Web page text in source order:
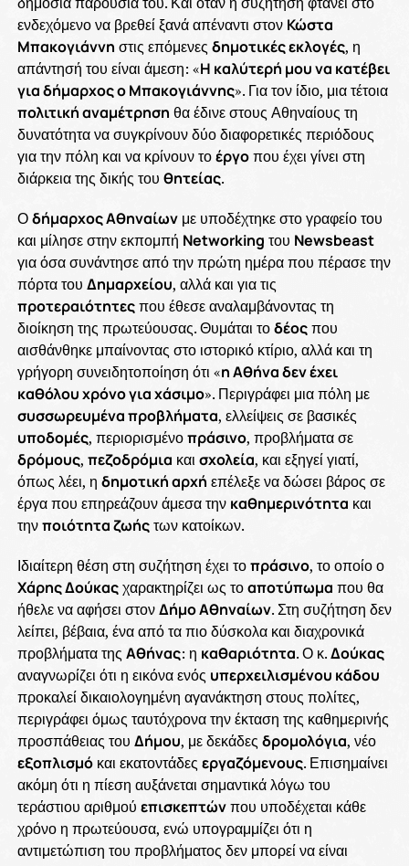
ενδεχόμενο να βρεθεί ξανά απέναντι στον Κώστα
Μπακογιάννη στις επόμενες δημοτικές εκλογές, η
απάντησή του είναι άμεση: «Η καλύτερή μου να κατέβει
για δήμαρχος ο Μπακογιάννης». Για τον ίδιο, μια τέτοια
πολιτική αναμέτρηση θα έδινε στους Αθηναίους τη
δυνατότητα να συγκρίνουν δύο διαφορετικές περιόδους
για την πόλη και να κρίνουν τοέργοπου έχει γίνει στη
διάρκεια της δικής του θητείας.
Οδήμαρχος Αθηναίωνμε υποδέχτηκε στο γραφείο του
και μίλησε στην εκπομπή Networking του Newsbeast
για όσα συνάντησε από την πρώτη ημέρα που πέρασε την
πόρτα του Δημαρχείου, αλλά και για τις
προτεραιότητεςπου έθεσε αναλαμβάνοντας τη
διοίκηση της πρωτεύουσας. Θυμάται τοδέοςπου
αισθάνθηκε μπαίνοντας στο ιστορικό κτίριο, αλλά και τη
γρήγορη συνειδητοποίηση ότι «η Αθήνα δεν έχει
καθόλου χρόνο για χάσιμο». Περιγράφει μια πόλη με
συσσωρευμένα προβλήματα, ελλείψεις σε βασικές
υποδομές, περιορισμένοπράσινο, προβλήματα σε
δρόμους, πεζοδρόμια και σχολεία, και εξηγεί γιατί,
όπως λέει, η δημοτική αρχή επέλεξε να δώσει βάρος σε
έργα που επηρεάζουν άμεσα την καθημερινότητα και
τηνποιότητα ζωήςτων κατοίκων.
Ιδιαίτερη θέση στη συζήτηση έχει τοπράσινο, το οποίο ο
Χάρης Δούκαςχαρακτηρίζει ως τοαποτύπωμα που θα
ήθελε να αφήσει στονΔήμο Αθηναίων. Στη συζήτηση δεν
λείπει, βέβαια, ένα από τα πιο δύσκολα και διαχρονικά
προβλήματα της Αθήνας: η καθαριότητα. Ο κ.Δούκας
αναγνωρίζει ότι η εικόνα ενός υπερχειλισμένου κάδου
προκαλεί δικαιολογημένη αγανάκτηση στους πολίτες,
περιγράφει όμως ταυτόχρονα την έκταση της καθημερινής
προσπάθειας του Δήμου, με δεκάδες δρομολόγια, νέο
εξοπλισμόκαι εκατοντάδες εργαζόμενους. Επισημαίνει
ακόμη ότι η πίεση αυξάνεται σημαντικά λόγω του
τεράστιου αριθμού επισκεπτώνπου υποδέχεται κάθε
χρόνο η πρωτεύουσα, ενώ υπογραμμίζει ότι η
αντιμετώπιση του προβλήματος δεν μπορεί να είναι